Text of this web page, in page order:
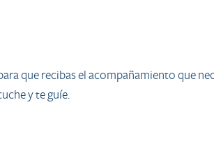
que recibas el acompañamiento que
y te guíe.